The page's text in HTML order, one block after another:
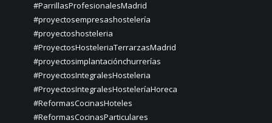
#ParrillasProfesionalesMadrid
#proyectosempresashostelería
#proyectoshosteleria
#ProyectosHosteleriaTerrarzasMadrid
#proyectosimplantaciónchurrerías
#ProyectosIntegralesHosteleria
#ProyectosIntegralesHosteleríaHoreca
#ReformasCocinasHoteles
#ReformasCocinasParticulares